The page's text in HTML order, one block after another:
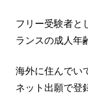
フリー受験者と
ランスの成人年
海外に住んでい
ネット出願で登